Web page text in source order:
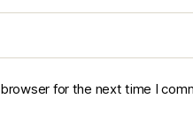
for the next time I